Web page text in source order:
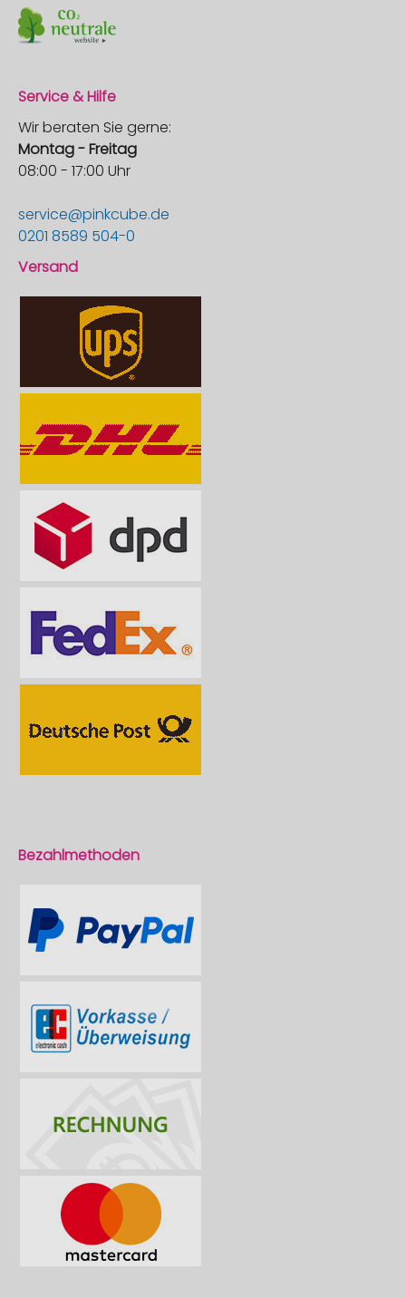
Service & Hilfe
Wir beraten Sie gerne:
Montag - Freitag
08:00 - 17:00 Uhr
service@pinkcube.de
0201 8589 504-0
Versand
Bezahlmethoden